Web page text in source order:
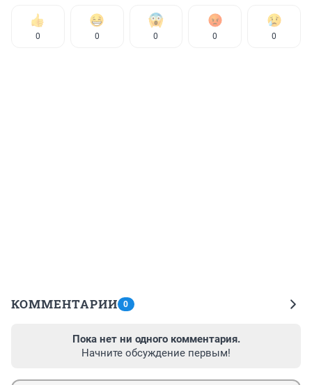
0 0 0 0 0
КОММЕНТАРИИ 0
Пока нет ни одного комментария.
Начните обсуждение первым!